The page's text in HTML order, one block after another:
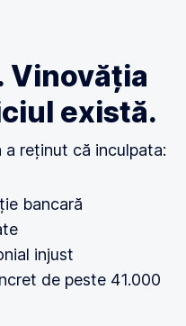
Vinovăția
există.
reținut că inculpata:
bancară
injust
de peste 41.000